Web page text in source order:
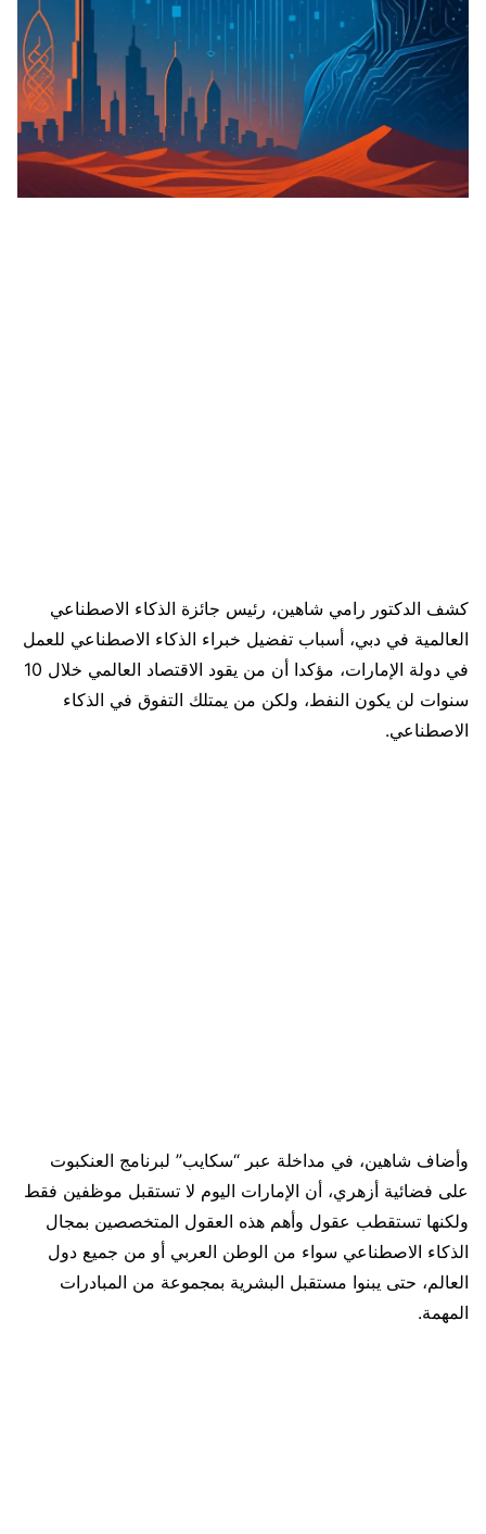
كشف الدكتور رامي شاهين، رئيس جائزة الذكاء الاصطناعي
العالمية في دبي، أسباب تفضيل خبراء الذكاء الاصطناعي للعمل
في دولة الإمارات، مؤكدا أن من يقود الاقتصاد العالمي خلال 10
سنوات لن يكون النفط، ولكن من يمتلك التفوق في الذكاء
الاصطناعي.
وأضاف شاهين، في مداخلة عبر “سكايب” لبرنامج العنكبوت
على فضائية أزهري، أن الإمارات اليوم لا تستقبل موظفين فقط
ولكنها تستقطب عقول وأهم هذه العقول المتخصصين بمجال
الذكاء الاصطناعي سواء من الوطن العربي أو من جميع دول
العالم، حتى يبنوا مستقبل البشرية بمجموعة من المبادرات
المهمة.